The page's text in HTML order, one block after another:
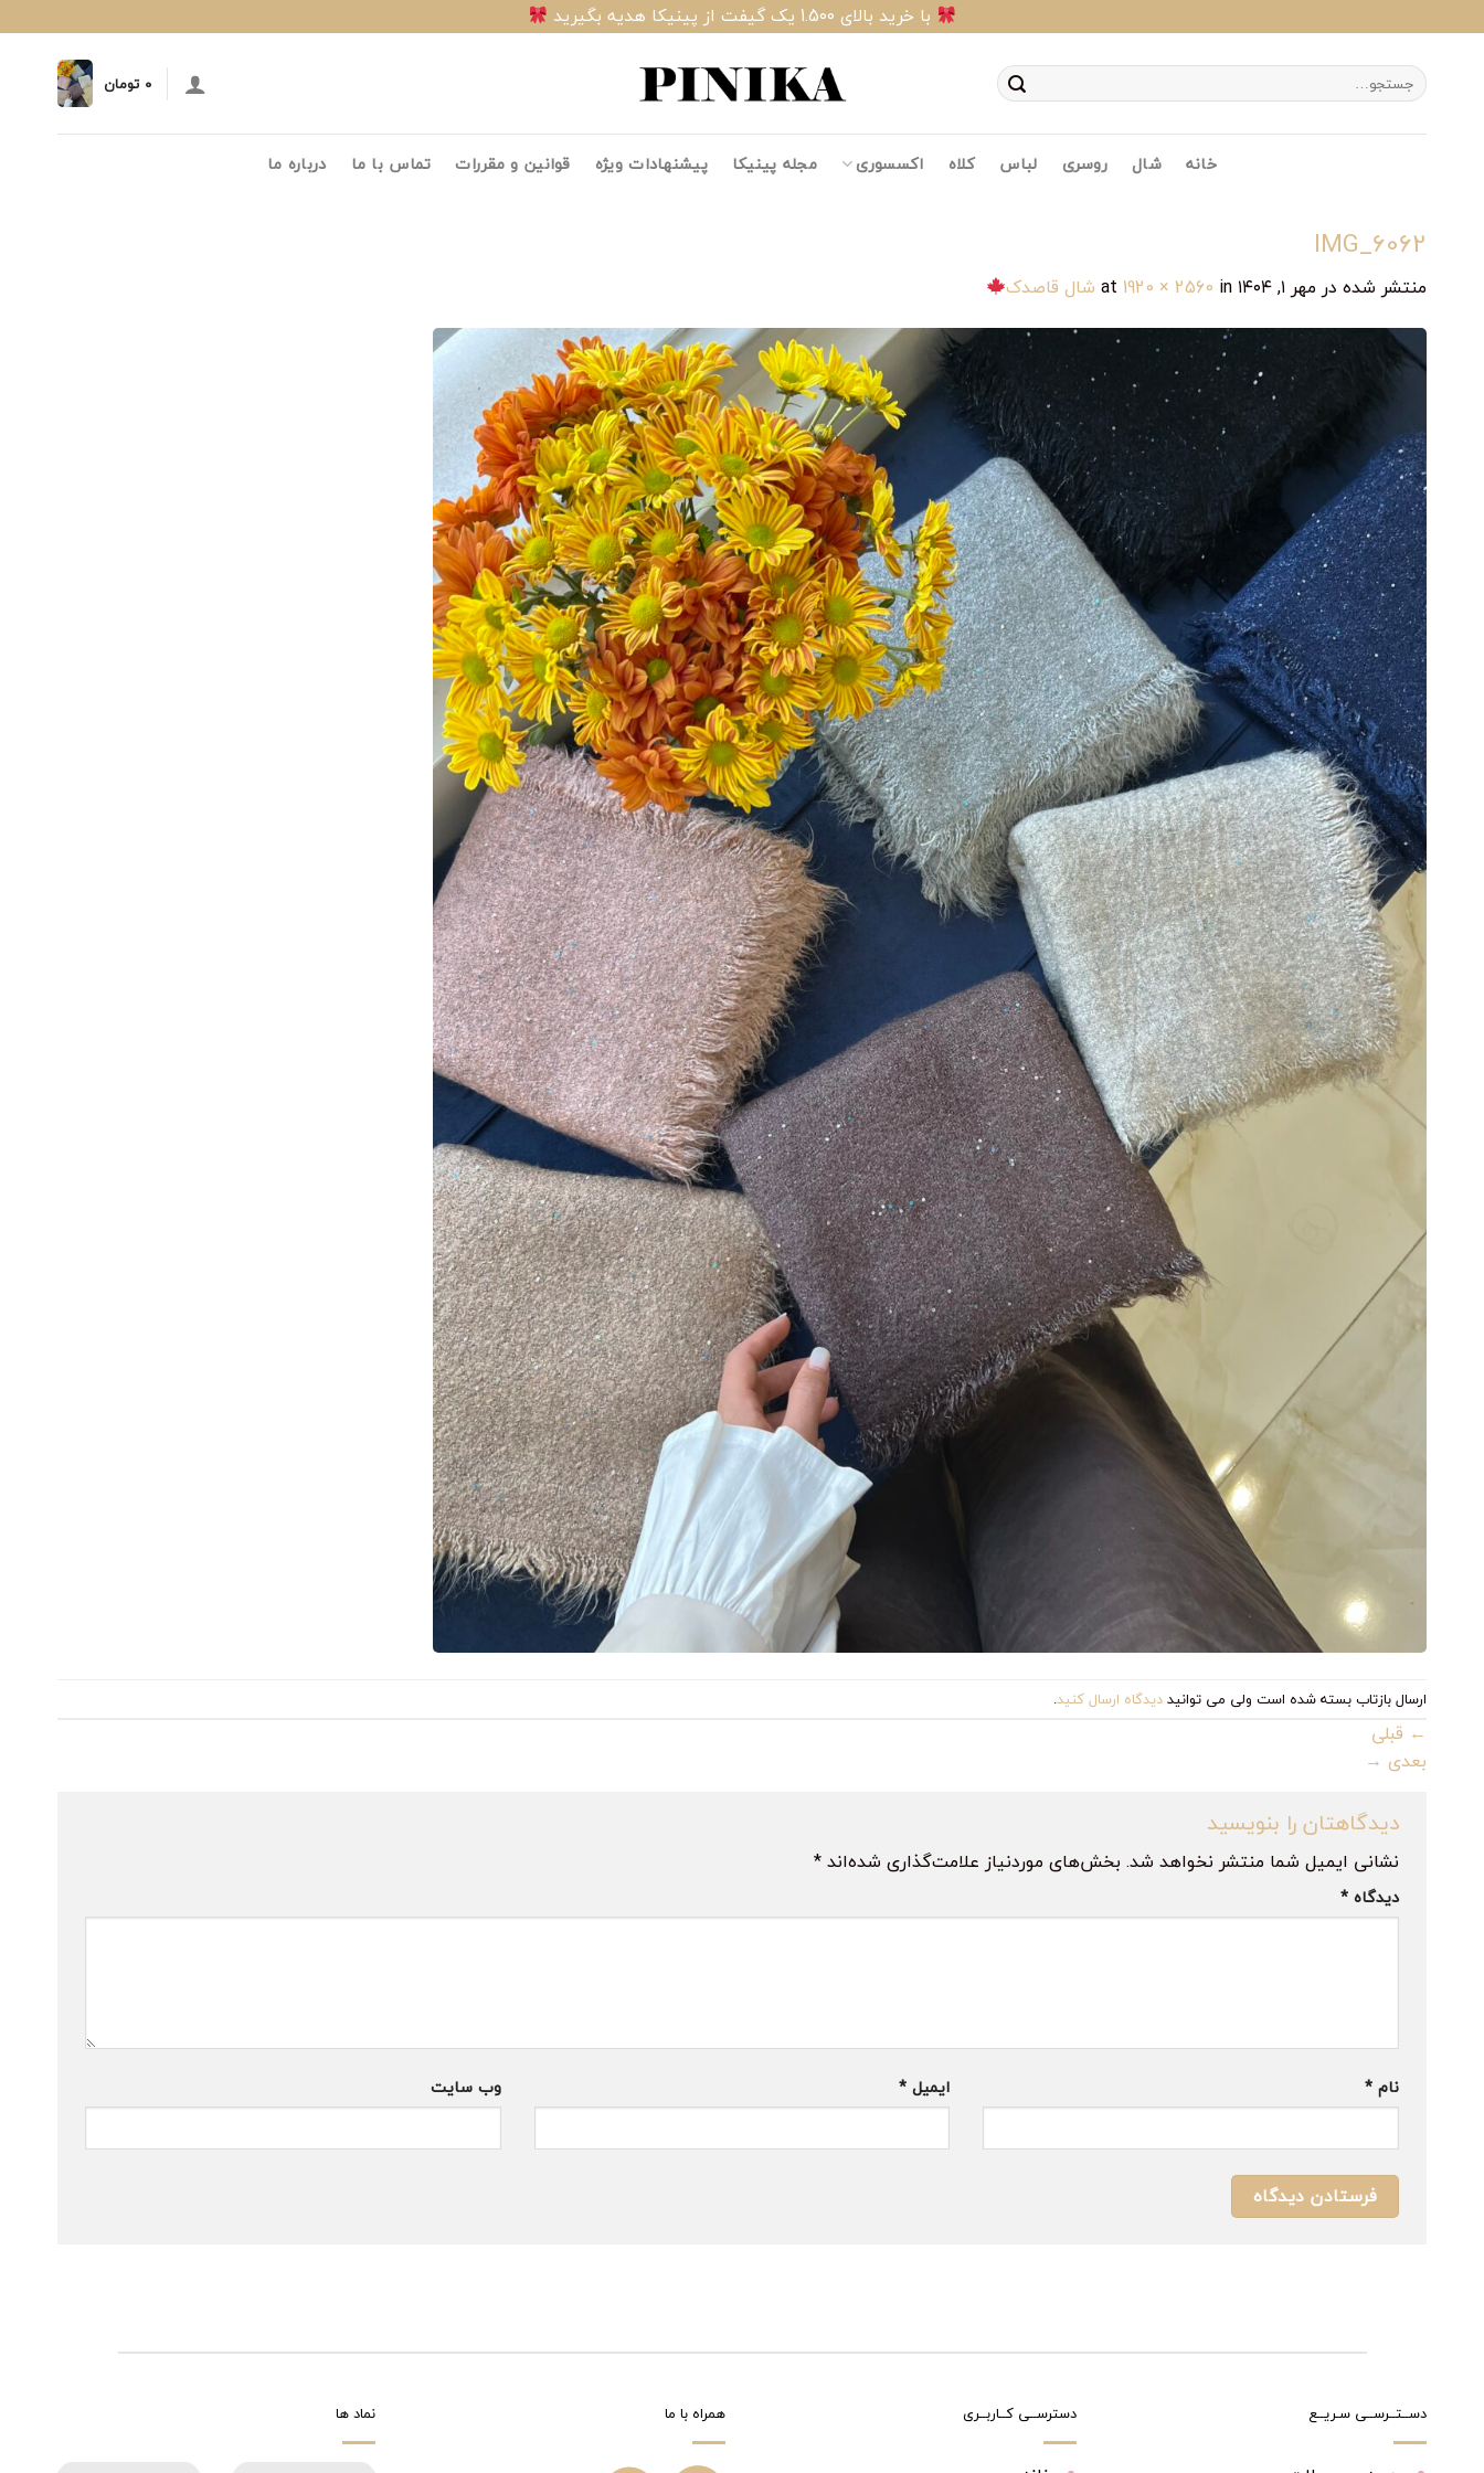
to
content
با خرید بالای 1.500 یک گیفت از پینیکا هدیه بگیرید
جستجو
برای:
۰ تومان
خانه شال روسری لباس کلاه اکسسوری مجله پینیکا پیشنهادات ویژه قوانین و مقررات تماس با ما درباره ما
IMG_6062
منتشر شده در مهر ۱, ۱۴۰۴ 1920 × 2560 in شال قاصدک
ارسال بازتاب بسته شده است ولی می توانیددیدگاه ارسال کنید.
← قبلی
بعدی →
دیدگاهتان را بنویسید
نشانی ایمیل شما منتشر نخواهد شد. بخش‌های موردنیاز علامت‌گذاری شده‌اند*
دیدگاه *
نام * ایمیل * وب‌ سایت
دســتــرســی سـریــع دسترســی کــاربــری همراه با ما نماد ها